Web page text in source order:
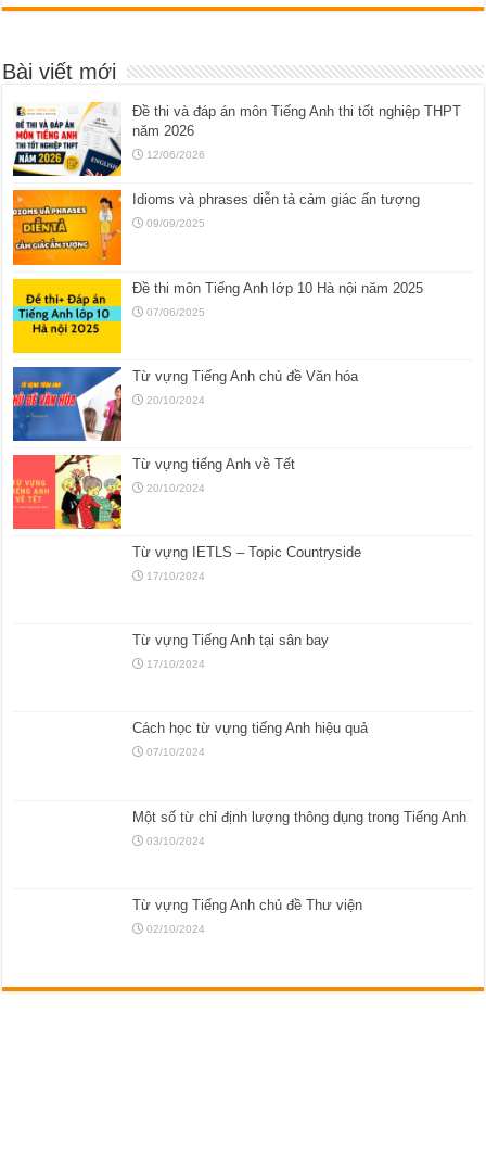
Bài viết mới
Đề thi và đáp án môn Tiếng Anh thi tốt nghiệp THPT
năm 2026
12/06/2026
Idioms và phrases diễn tả cảm giác ấn tượng
09/09/2025
Đề thi môn Tiếng Anh lớp 10 Hà nội năm 2025
07/06/2025
Từ vựng Tiếng Anh chủ đề Văn hóa
20/10/2024
Từ vựng tiếng Anh về Tết
20/10/2024
Từ vựng IETLS – Topic Countryside
17/10/2024
Từ vựng Tiếng Anh tại sân bay
17/10/2024
Cách học từ vựng tiếng Anh hiệu quả
07/10/2024
Một số từ chỉ định lượng thông dụng trong Tiếng Anh
03/10/2024
Từ vựng Tiếng Anh chủ đề Thư viện
02/10/2024